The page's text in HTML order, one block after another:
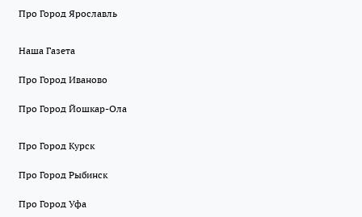
Про Город Ярославль
Наша Газета
Про Город Иваново
Про Город Йошкар-Ола
Про Город Курск
Про Город Рыбинск
Про Город Уфа